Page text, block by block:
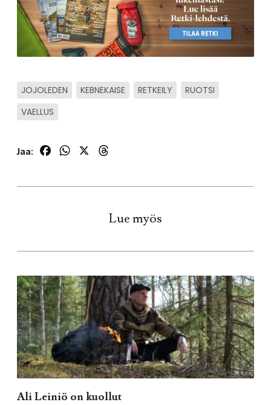
JOJOLEDEN KEBNEKAISE RETKEILY
RUOTSI
VAELLUS
Jaa: FacebookWhatsApp
Lue myös
Ali Leiniö on kuollut